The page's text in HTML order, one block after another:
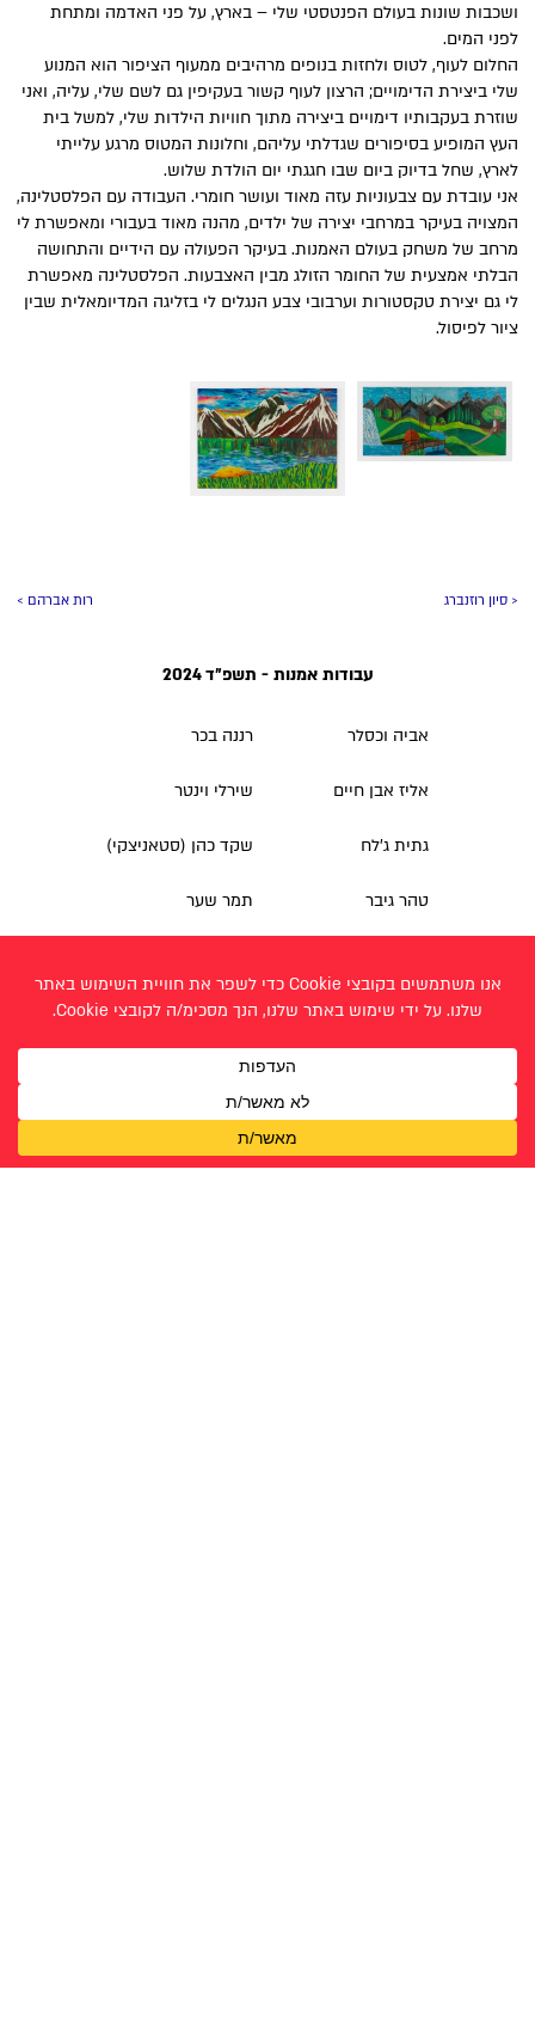
ושכבות שונות בעולם הפנטסטי שלי – בארץ, על פני האדמה ומתחת
לפני המים.
החלום לעוף, לטוס ולחזות בנופים מרהיבים ממעוף הציפור הוא המנוע
שלי ביצירת הדימויים; הרצון לעוף קשור בעקיפין גם לשם שלי, עליה, ואני
שוזרת בעקבותיו דימויים ביצירה מתוך חוויות הילדות שלי, למשל בית
העץ המופיע בסיפורים שגדלתי עליהם, וחלונות המטוס מרגע עלייתי
לארץ, שחל בדיוק ביום שבו חגגתי יום הולדת שלוש.
אני עובדת עם צבעוניות עזה מאוד ועושר חומרי. העבודה עם הפלסטלינה,
המצויה בעיקר במרחבי יצירה של ילדים, מהנה מאוד בעבורי ומאפשרת לי
מרחב של משחק בעולם האמנות. בעיקר הפעולה עם הידיים והתחושה
הבלתי אמצעית של החומר הזולג מבין האצבעות. הפלסטלינה מאפשרת
לי גם יצירת טקסטורות וערבובי צבע הנגלים לי בזליגה המדיומאלית שבין
ציור לפיסול.
רות אברהם > < סיון רוזנברג
עבודות אמנות - תשפ״ד 2024
אביה וכסלר
אליז אבן חיים
גתית ג'לח
טהר גיבר
טליה הראל
מרים גיננסקי
נגה נמיר
רננה בכר
שירלי וינטר
שקד כהן (סטאניצקי)
תמר שער